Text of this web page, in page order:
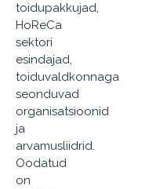
toidupakkujad,
HoReCa
sektori
esindajad,
toiduvaldkonnaga
seonduvad
organisatsioonid
ja
arvamusliidrid.
Oodatud
on